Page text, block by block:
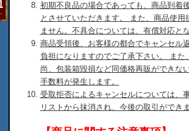
初期不良品の場合であっても、商品到着
とさせていただきます。 また、商品使
ません。不具合については、有償対応と
商品受領後、お客様の都合でキャンセル
負担になりますのでご了承下さい。 ま
尚、包装箱毀損など同価格再販ができな
手数料が発生します。
受取拒否によるキャンセルについては、
リストから抹消され、今後の取引ができ